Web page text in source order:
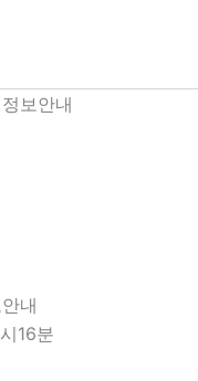
보안내
내
16분